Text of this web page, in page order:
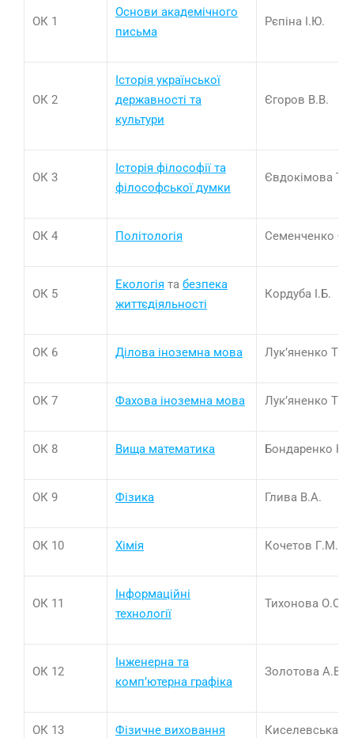
ОК 1
Основи академічного
письма
Рєпіна І.Ю.
ОК 2
Історія української
державності та
культури
Єгоров В.В.
ОК 3
Історія філософії та
філософської думки
Євдокімова
ОК 4 Політологія Семенченко
ОК 5
Екологія та безпека
життєдіяльності
Кордуба І.Б.
ОК 6 Ділова іноземна мова Лук’яненко Т.О.
ОК 7 Фахова іноземна мова Лук’яненко Т.О.
ОК 8 Вища математика Бондаренко
ОК 9 Фізика Глива В.А.
ОК 10 Хімія Кочетов Г.М.
ОК 11
Інформаційні
технології
Тихонова О.О.
ОК 12
Інженерна та
комп’ютерна графіка
Золотова А.В.
ОК 13 Фізичне виховання Киселевська